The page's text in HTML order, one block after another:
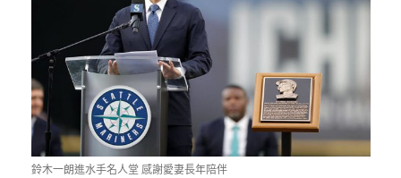
鈴木一朗進水手名人堂 感謝愛妻長年陪伴